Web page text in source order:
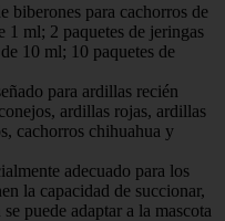
biberones para cachorros de
1 ml; 2 paquetes de jeringas
10 ml; 10 paquetes de
para ardillas recién
ardillas rojas, ardillas
cachorros chihuahua y
adecuado para los
la capacidad de succionar,
puede adaptar a la mascota